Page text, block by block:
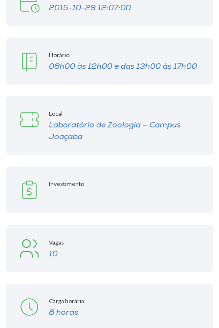
2015-10-29 12:07:00
Horário
08h00 às 12h00 e das 13h00 às 17h00
Local
Laboratório de Zoologia – Campus
Joaçaba
Investimento
Vagas
10
Carga horária
8 horas